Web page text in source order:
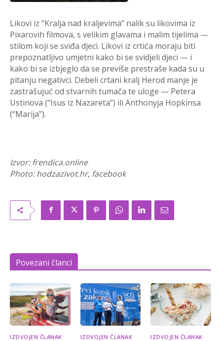
Likovi iz “Kralja nad kraljevima” nalik su likovima iz
Pixarovih filmova, s velikim glavama i malim tijelima —
stilom koji se sviđa djeci. Likovi iz crtića moraju biti
prepoznatljivo umjetni kako bi se svidjeli djeci — i
kako bi se izbjeglo da se previše prestraše kada su u
pitanju negativci. Debeli crtani kralj Herod manje je
zastrašujuć od stvarnih tumača te uloge — Petera
Ustinova (“Isus iz Nazareta”) ili Anthonyja Hopkinsa
(“Marija”).
Izvor: frendica.online
Photo: hodzazivot.hr, facebook
Povezani članci
IZDVOJEN ČLANAK IZDVOJEN ČLANAK IZDVOJEN ČLANAK